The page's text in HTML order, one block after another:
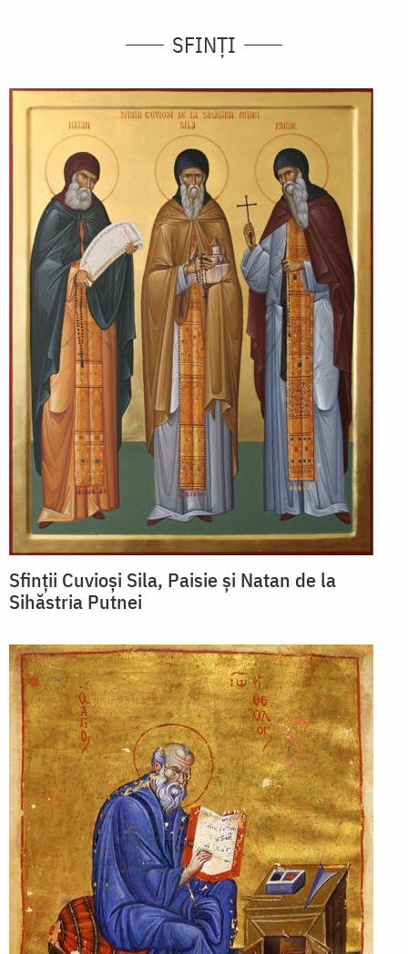
SFINȚI
Sfinții Cuvioși Sila, Paisie și Natan de la
Sihăstria Putnei